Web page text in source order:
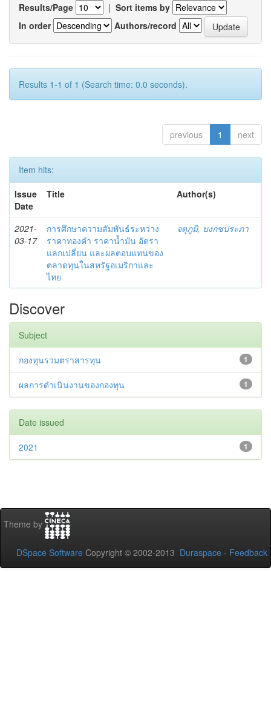
Results/Page | Sort items by
In order
Authors/record
Results 1-1 of 1 (Search time: 0.0 seconds).
previous 1 next
Item hits:
Issue
Date
Title Author(s)
2021-
03-17
การศึกษาความสัมพันธ์ระหว่าง
ราคาทองคำ ราคาน้ำมัน อัตรา
แลกเปลี่ยน และผลตอบแทนของ
ตลาดทุนในสหรัฐอเมริกาและ
ไทย
จตุภูมิ, บงกชประภา
Discover
Subject
1
กองทุนรวมตราสารทุน
1
ผลการดําเนินงานของกองทุน
Date issued
1
2021
Theme by
DSpace Software Copyright © 2002-2013 Duraspace - Feedback